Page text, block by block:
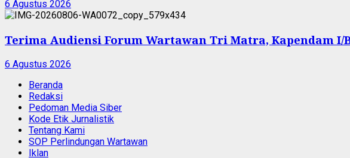
6 Agustus 2026
Terima Audiensi Forum Wartawan Tri Matra, Kapendam
6 Agustus 2026
Beranda
Redaksi
Pedoman Media Siber
Kode Etik Jurnalistik
Tentang Kami
SOP Perlindungan Wartawan
Iklan